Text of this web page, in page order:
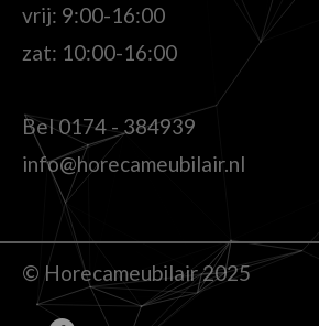
vrij: 9:00-16:00
zat: 10:00-16:00
Bel0174 - 384939
info@horecameubilair.nl
© Horecameubilair 2025